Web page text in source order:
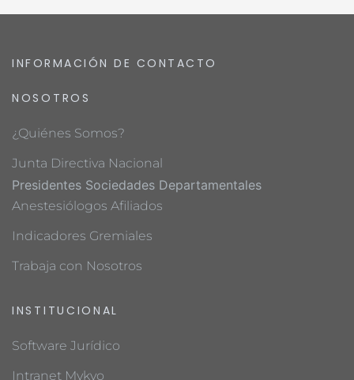
INFORMACIÓN DE CONTACTO
NOSOTROS
¿Quiénes Somos?
Junta Directiva Nacional
Presidentes Sociedades Departamentales
Anestesiólogos Afiliados
Indicadores Gremiales
Trabaja con Nosotros
INSTITUCIONAL
Software Jurídico
Intranet Mykyo